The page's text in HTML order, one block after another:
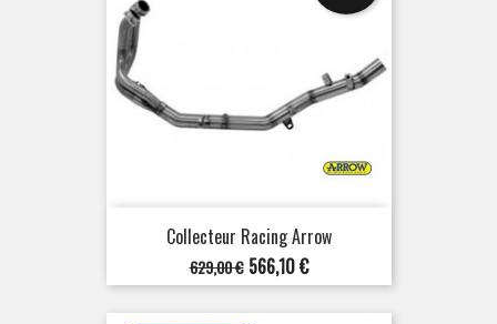
Collecteur Racing Arrow
Prix
de
base
629,00 € Prix
566,10 €